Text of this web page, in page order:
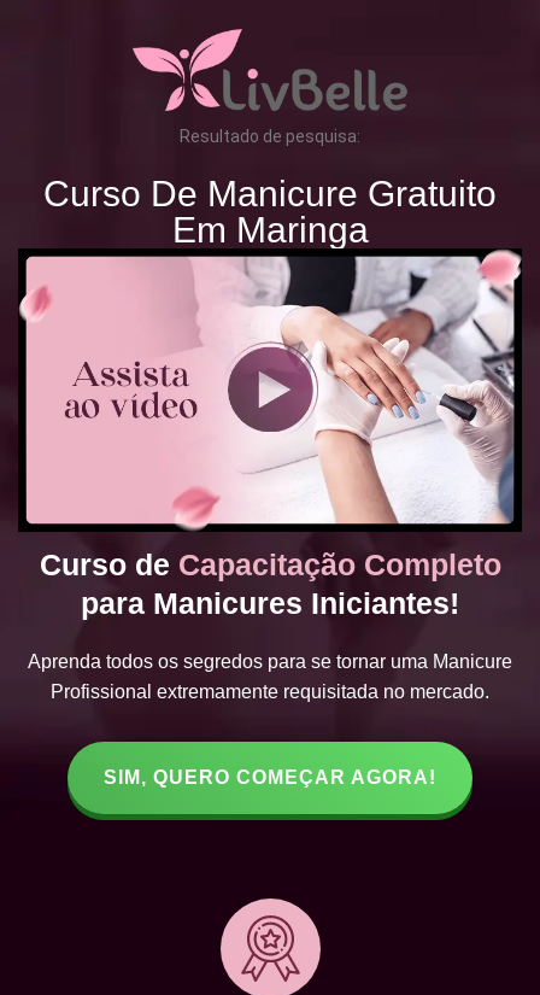
Resultado de pesquisa:
Curso De Manicure Gratuito
Em Maringa
Curso de Capacitação Completo
para Manicures Iniciantes!
Aprenda todos os segredos para se tornar uma Manicure
Profissional extremamente requisitada no mercado.
SIM, QUERO COMEÇAR AGORA!